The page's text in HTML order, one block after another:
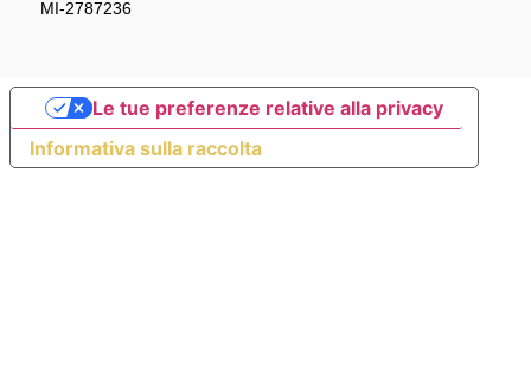
MI-2787236
Informativa sulla raccolta
Le tue preferenze relative alla privacy